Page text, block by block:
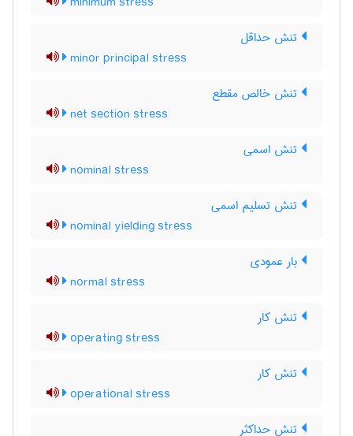
تنش حداقل
minor principal stress
تنش خالص مقطع
net section stress
تنش اسمی
nominal stress
تنش تسلیم اسمی
nominal yielding stress
بار عمودی
normal stress
تنش کار
operating stress
تنش کار
operational stress
تنش حداکثر